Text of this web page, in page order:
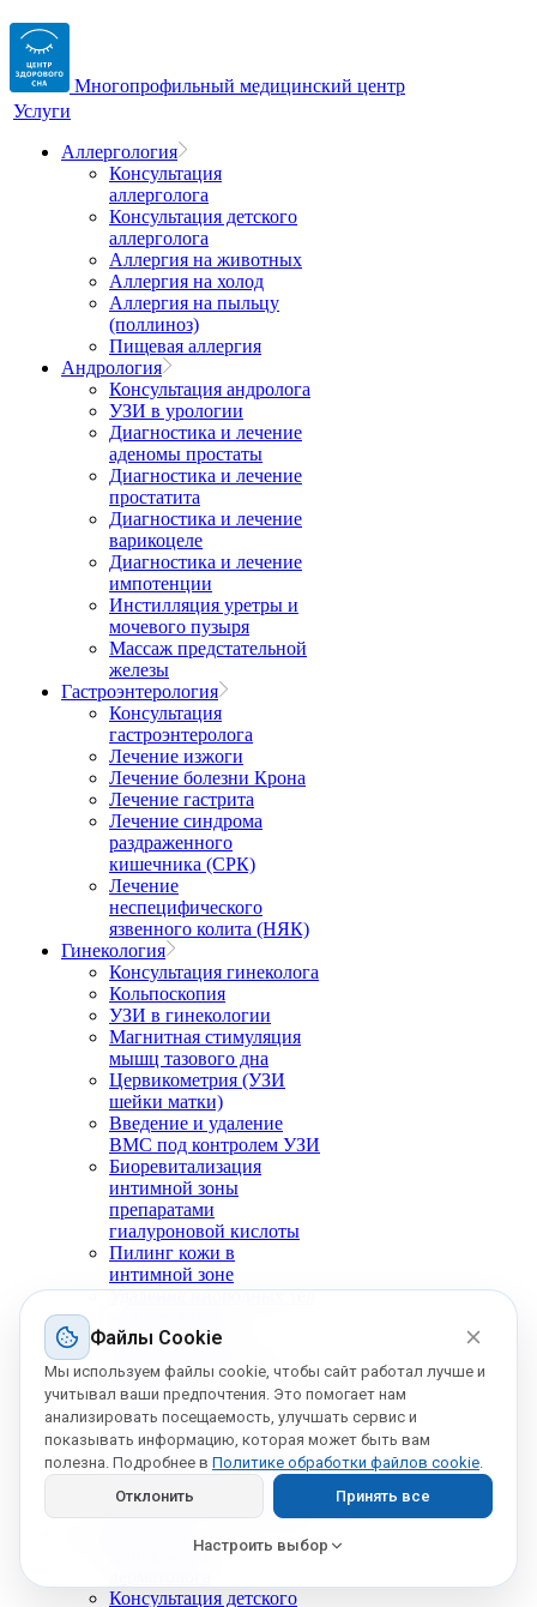
Многопрофильный медицинский центр
Услуги
Аллергология
Консультация
аллерголога
Консультация детского
аллерголога
Аллергия на животных
Аллергия на холод
Аллергия на пыльцу
(поллиноз)
Пищевая аллергия
Андрология
Консультация андролога
УЗИ в урологии
Диагностика и лечение
аденомы простаты
Диагностика и лечение
простатита
Диагностика и лечение
варикоцеле
Диагностика и лечение
импотенции
Инстилляция уретры и
мочевого пузыря
Массаж предстательной
железы
Гастроэнтерология
Консультация
гастроэнтеролога
Лечение изжоги
Лечение болезни Крона
Лечение гастрита
Лечение синдрома
раздраженного
кишечника (СРК)
Лечение
неспецифического
язвенного колита (НЯК)
Гинекология
Консультация гинеколога
Кольпоскопия
УЗИ в гинекологии
Магнитная стимуляция
мышц тазового дна
Цервикометрия (УЗИ
шейки матки)
Введение и удаление
ВМС под контролем УЗИ
Биоревитализация
интимной зоны
препаратами
гиалуроновой кислоты
Пилинг кожи в
интимной зоне
Удаление инородных тел
Мазок на флору
Лечение генитального
герпеса
Синдром поликистозных
яичников (СПКЯ)
Лечение вагинального
кандидоза (молочницы)
Лечение бактериального
вагиноза (гарднереллеза)
Консультация
Консультация детского
Файлы Cookie
Мы используем файлы cookie, чтобы сайт работал лучше и
учитывал ваши предпочтения. Это помогает нам
анализировать посещаемость, улучшать сервис и
показывать информацию, которая может быть вам
полезна. Подробнее в Политике обработки файлов cookie.
Отклонить
Принять все
Настроить выбор